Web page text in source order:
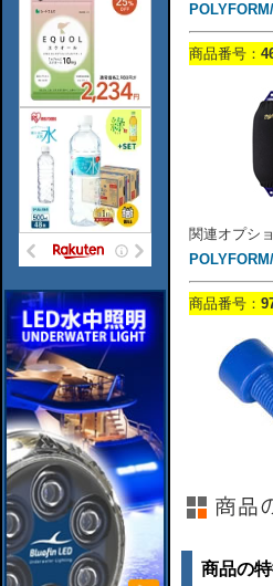
商品番号：
関連オプシ
商品番号：
商品の